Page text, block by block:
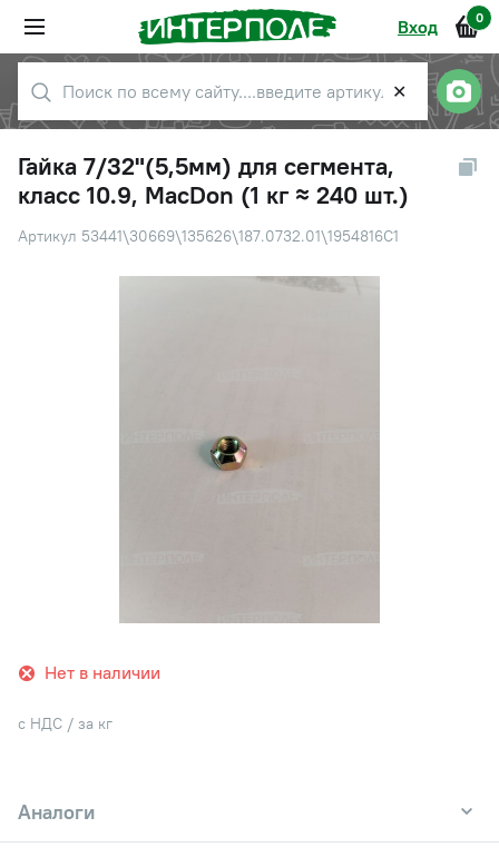
Вход 0
✕
Гайка 7/32"(5,5мм) для сегмента,
класс 10.9, MacDon (1 кг ≈ 240 шт.)
Артикул 53441\30669\135626\187.0732.01\1954816С1
Нет в наличии
с НДС / за кг
Аналоги